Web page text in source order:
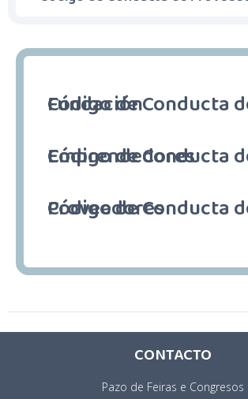
Código de Conducta de la Fundación
Código de Conducta de Emprendedores
Código de Conducta de Proveedores
CONTACTO
Pazo de Feiras e Congresos